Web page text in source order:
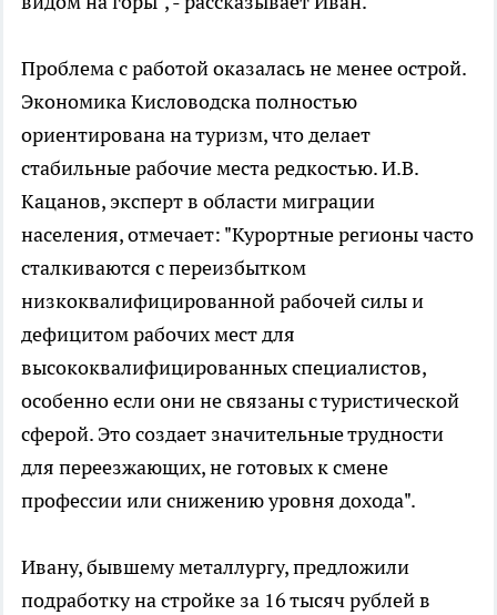
Проблема с работой оказалась не менее острой.
Экономика Кисловодска полностью
ориентирована на туризм, что делает
стабильные рабочие места редкостью. И.В.
Кацанов, эксперт в области миграции
населения, отмечает: "Курортные регионы часто
сталкиваются с переизбытком
низкоквалифицированной рабочей силы и
дефицитом рабочих мест для
высококвалифицированных специалистов,
особенно если они не связаны с туристической
сферой. Это создает значительные трудности
для переезжающих, не готовых к смене
профессии или снижению уровня дохода".
Ивану, бывшему металлургу, предложили
подработку на стройке за 16 тысяч рублей в